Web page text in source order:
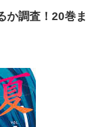
か調査！20巻ま